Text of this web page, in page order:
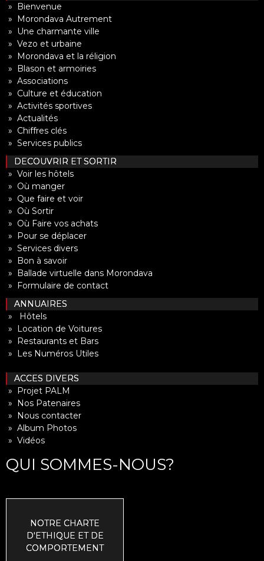
» Bienvenue
» Morondava Autrement
» Une charmante ville
» Vezo et urbaine
» Morondava et la réligion
» Blason et armoiries
» Associations
» Culture et éducation
» Activités sportives
» Actualités
» Chiffres clés
» Services publics
DECOUVRIR ET SORTIR
» Voir les hôtels
» Où manger
» Que faire et voir
» Où Sortir
» Où Faire vos achats
» Pour se déplacer
» Services divers
» Bon à savoir
» Ballade virtuelle dans Morondava
» Formulaire de contact
ANNUAIRES
» Hôtels
» Location de Voitures
» Restaurants et Bars
» Les Numéros Utiles
ACCES DIVERS
» Projet PALM
» Nos Patenaires
» Nous contacter
» Album Photos
» Vidéos
QUI SOMMES-NOUS?
NOTRE CHARTE
D'ETHIQUE ET DE
COMPORTEMENT